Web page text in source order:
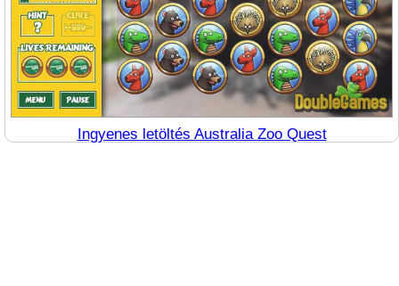
Ingyenes letöltés Australia Zoo Quest